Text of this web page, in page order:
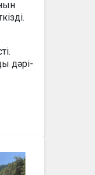
дәрі-